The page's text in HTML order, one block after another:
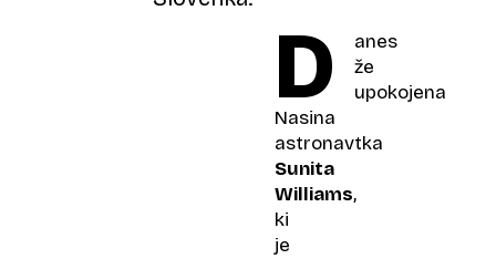
D
anes
že
upokojena
Nasina
astronavtka
Sunita
Williams,
ki
je